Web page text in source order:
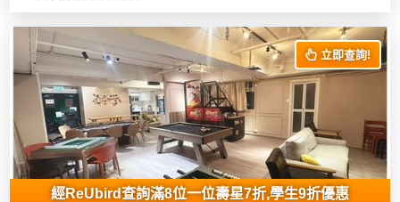
立即查詢!
經ReUbird查詢滿8位一位壽星7折,學生9折優惠